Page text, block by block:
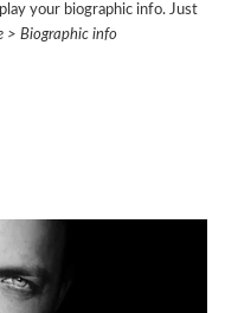
your biographic info. Just
> Biographic info